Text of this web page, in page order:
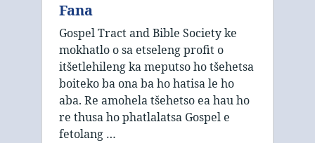
Fana
Gospel Tract and Bible Society ke
mokhatlo o sa etseleng profit o
itšetlehileng ka meputso ho tšehetsa
boiteko ba ona ba ho hatisa le ho
aba. Re amohela tšehetso ea hau ho
re thusa ho phatlalatsa Gospel e
fetolang …